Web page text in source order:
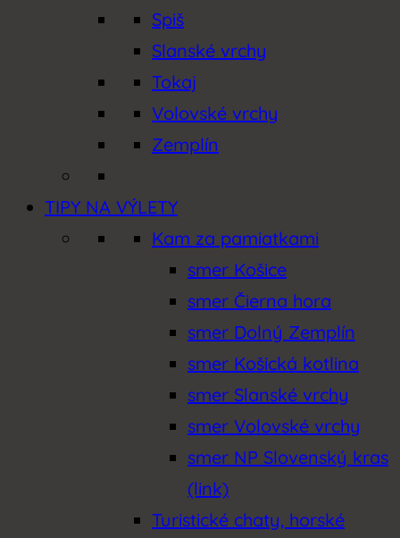
Spiš
Slanské vrchy
Tokaj
Volovské vrchy
Zemplín
TIPY NA VÝLETY
Kam za pamiatkami
smer Košice
smer Čierna hora
smer Dolný Zemplín
smer Košická kotlina
smer Slanské vrchy
smer Volovské vrchy
smer NP Slovenský kras
(link)
Turistické chaty, horské